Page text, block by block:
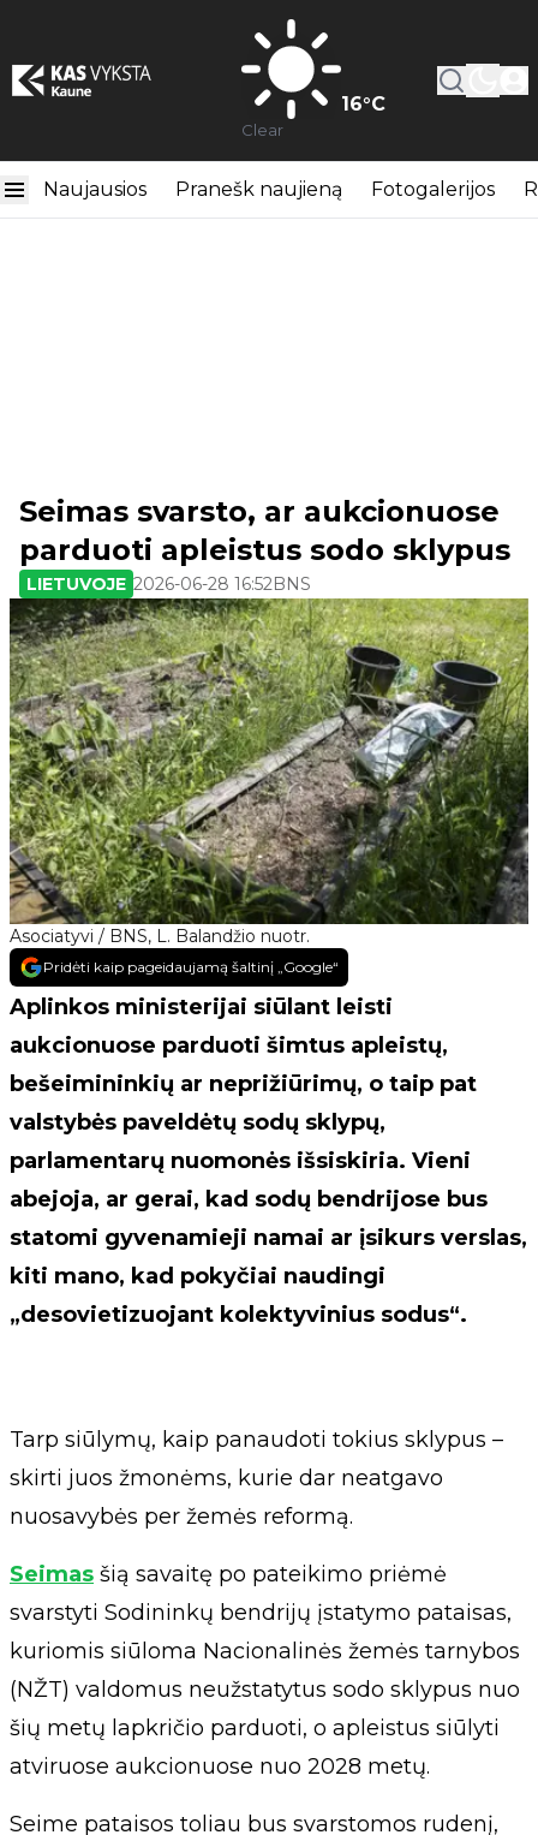
16°C
Clear
Naujausios Pranešk naujieną Fotogalerijos
Asociatyvi / BNS, L. Balandžio nuotr.
Seimas svarsto, ar aukcionuose
parduoti apleistus sodo sklypus
LIETUVOJE 2026-06-28 16:52BNS
Pridėti kaip pageidaujamą šaltinį „Google“
Aplinkos ministerijai siūlant leisti
aukcionuose parduoti šimtus apleistų,
bešeimininkių ar neprižiūrimų, o taip pat
valstybės paveldėtų sodų sklypų,
parlamentarų nuomonės išsiskiria. Vieni
abejoja, ar gerai, kad sodų bendrijose bus
statomi gyvenamieji namai ar įsikurs verslas,
kiti mano, kad pokyčiai naudingi
„desovietizuojant kolektyvinius sodus“.
Tarp siūlymų, kaip panaudoti tokius sklypus –
skirti juos žmonėms, kurie dar neatgavo
nuosavybės per žemės reformą.
Seimas šią savaitę po pateikimo priėmė
svarstyti Sodininkų bendrijų įstatymo pataisas,
kuriomis siūloma Nacionalinės žemės tarnybos
(NŽT) valdomus neužstatytus sodo sklypus nuo
šių metų lapkričio parduoti, o apleistus siūlyti
atviruose aukcionuose nuo 2028 metų.
Seime pataisos toliau bus svarstomos rudenį,